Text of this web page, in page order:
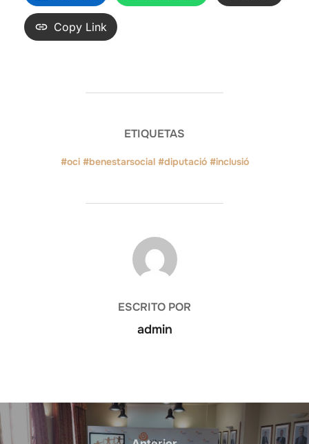
Copy Link
ETIQUETAS
#oci #benestarsocial #diputació #inclusió
AUTOR DE LA ENTRADA
ESCRITO POR
admin
Navegación